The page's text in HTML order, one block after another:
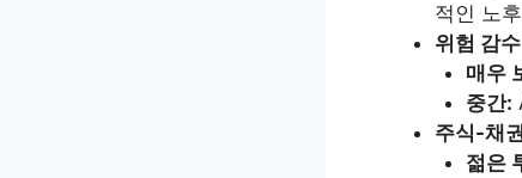
적인 노
위험 감
매우
중간:
주식-채
젊은